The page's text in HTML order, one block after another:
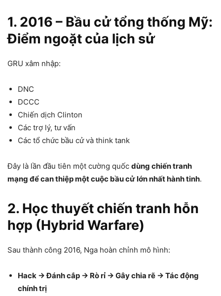
1. 2016 – Bầu cử tổng thống Mỹ:
Điểm ngoặt của lịch sử
GRU xâm nhập:
DNC
DCCC
Chiến dịch Clinton
Các trợ lý, tư vấn
Các tổ chức bầu cử và think tank
Đây là lần đầu tiên một cường quốc dùng chiến tranh
mạng để can thiệp một cuộc bầu cử lớn nhất hành tinh.
2. Học thuyết chiến tranh hỗn
hợp (Hybrid Warfare)
Sau thành công 2016, Nga hoàn chỉnh mô hình:
Hack → Đánh cắp → Rò rỉ → Gây chia rẽ → Tác động
chính trị